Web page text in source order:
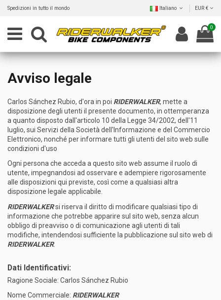
Spedizioni in tutto il mondo Italiano EUR €
0
Avviso legale
Carlos Sánchez Rubio, d'ora in poi RIDERWALKER, mette a
disposizione degli utenti il presente documento, in ottemperanza
a quanto disposto dall'articolo 10 della Legge 34/2002, dell'11
luglio, sui Servizi della Società dell'Informazione e del Commercio
Elettronico, nonché per informare tutti gli utenti del sito web sulle
condizioni d'uso
Ogni persona che acceda a questo sito web assume il ruolo di
utente, impegnandosi ad osservare e adempiere rigorosamente
alle disposizioni qui previste, così come a qualsiasi altra
disposizione legale applicabile.
RIDERWALKERsi riserva il diritto di modificare qualsiasi tipo di
informazione che potrebbe apparire sul sito web, senza alcun
obbligo di preavviso o di comunicazione agli utenti di tali
modifiche, intendendosi sufficiente la pubblicazione sul sito web di
RIDERWALKER.
Dati Identificativi:
Ragione Sociale: Carlos Sánchez Rubio
Nome Commerciale: RIDERWALKER